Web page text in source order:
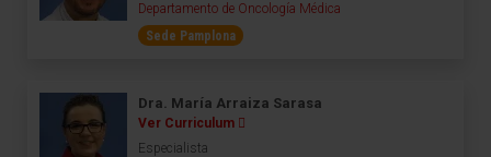
Departamento de Oncología Médica
Sede Pamplona
Dra. María Arraiza Sarasa
Ver Curriculum
Especialista